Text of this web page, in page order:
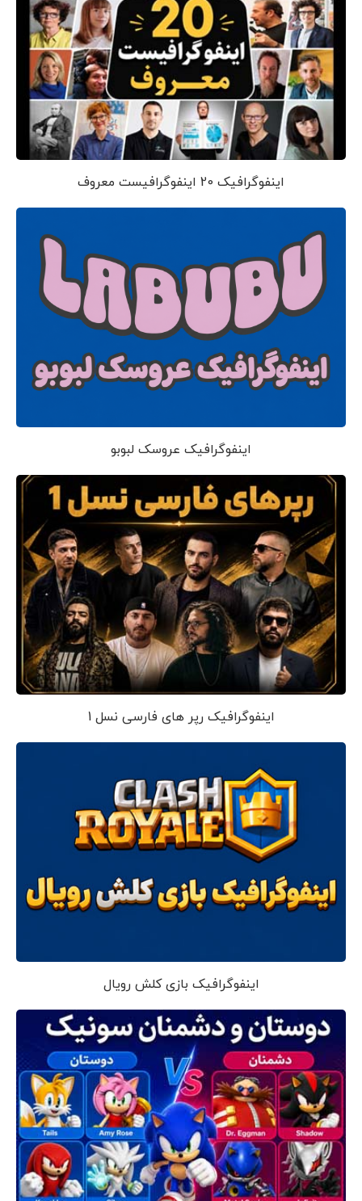
اینفوگرافیک 20 اینفوگرافیست معروف
اینفوگرافیک عروسک لبوبو
اینفوگرافیک رپر های فارسی نسل 1
اینفوگرافیک بازی کلش رویال